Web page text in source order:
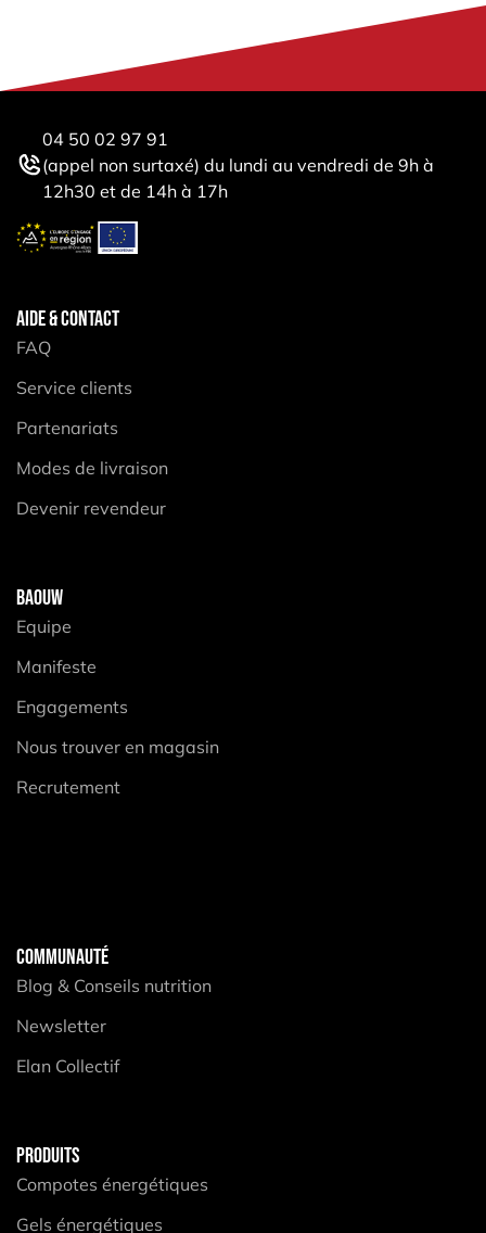
04 50 02 97 91
(appel non surtaxé) du lundi au vendredi de 9h à
12h30 et de 14h à 17h
AIDE & CONTACT
FAQ
Service clients
Partenariats
Modes de livraison
Devenir revendeur
BAOUW
Equipe
Manifeste
Engagements
Nous trouver en magasin
Recrutement
COMMUNAUTÉ
Blog & Conseils nutrition
Newsletter
Elan Collectif
PRODUITS
Compotes énergétiques
Gels énergétiques